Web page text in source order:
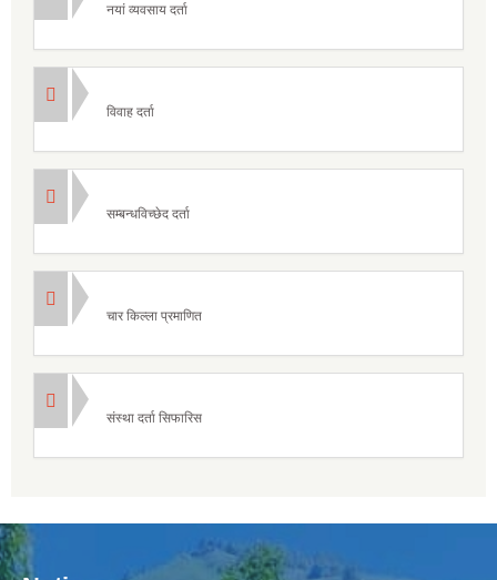
नयां व्यवसाय दर्ता
विवाह दर्ता
सम्बन्धविच्छेद दर्ता
चार किल्ला प्रमाणित
संस्था दर्ता सिफारिस